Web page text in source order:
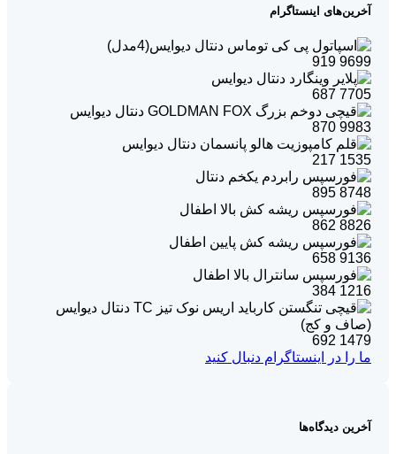
آخرین‌های اینستاگرام
9699
919
7705
687
9983
870
1535
217
8748
895
8826
862
9136
658
1216
384
1479
692
ما را در اینستاگرام دنبال کنید
آخرین دیدگاه‌ها